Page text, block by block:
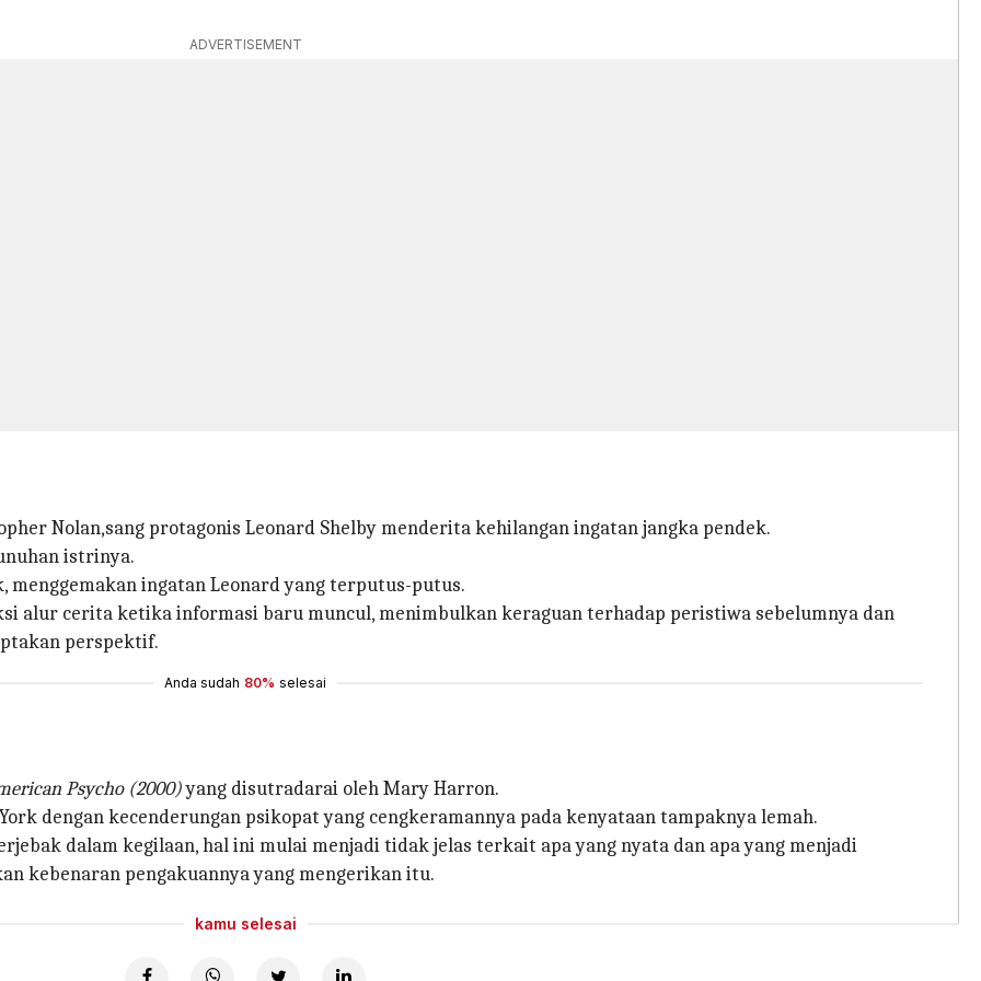
ADVERTISEMENT
Nolan,sang protagonis Leonard Shelby menderita kehilangan ingatan jangka pendek.
istrinya.
ingatan Leonard yang terputus-putus.
alur cerita ketika informasi baru muncul, menimbulkan keraguan terhadap peristiwa sebelumnya dan
perspektif.
Anda sudah 80% selesai
Psycho (2000)yang disutradarai oleh Mary Harron.
dengan kecenderungan psikopat yang cengkeramannya pada kenyataan tampaknya lemah.
dalam kegilaan, hal ini mulai menjadi tidak jelas terkait apa yang nyata dan apa yang menjadi
kebenaran pengakuannya yang mengerikan itu.
kamu selesai